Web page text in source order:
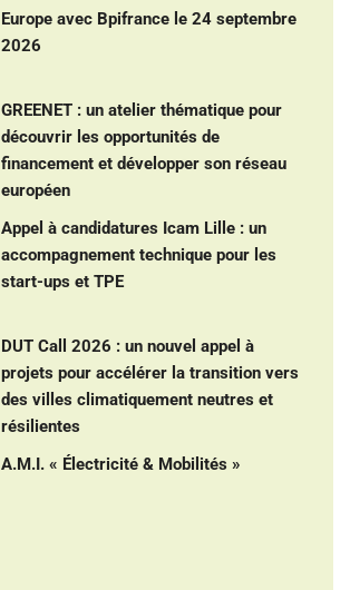
Europe avec Bpifrance le 24 septembre
2026
GREENET : un atelier thématique pour
découvrir les opportunités de
financement et développer son réseau
européen
Appel à candidatures Icam Lille : un
accompagnement technique pour les
start-ups et TPE
DUT Call 2026 : un nouvel appel à
projets pour accélérer la transition vers
des villes climatiquement neutres et
résilientes
A.M.I. « Électricité & Mobilités »